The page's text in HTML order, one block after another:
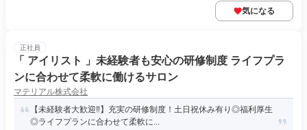
気になる
正社員
「 アイリスト 」未経験者も安心の研修制度 ライフプラ
ンに合わせて柔軟に働けるサロン
マテリアル株式会社
【未経験者大歓迎‼】充実の研修制度！土日祝休み有り◎福利厚生
◎ライフプランに合わせて柔軟に...